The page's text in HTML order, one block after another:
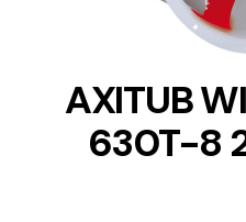
AXITUB
630T-8